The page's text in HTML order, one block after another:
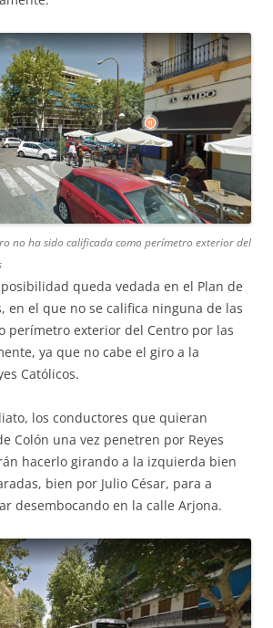
no ha sido calificada como perímetro exterior del
queda vedada en el Plan de
en el que no se califica ninguna de las
perímetro exterior del Centro por las
ya que no cabe el giro a la
Católicos.
los conductores que quieran
Colón una vez penetren por Reyes
hacerlo girando a la izquierda bien
bien por Julio César, para a
desembocando en la calle Arjona.